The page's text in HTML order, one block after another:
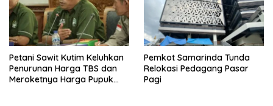
Petani Sawit Kutim Keluhkan
Penurunan Harga TBS dan
Meroketnya Harga Pupuk
Pemkot Samarinda Tunda
Relokasi Pedagang Pasar
Pagi